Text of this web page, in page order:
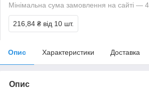
Мінімальна сума замовлення на сайті —
216,84 ₴ від 10 шт.
Опис Характеристики Доставка
Опис